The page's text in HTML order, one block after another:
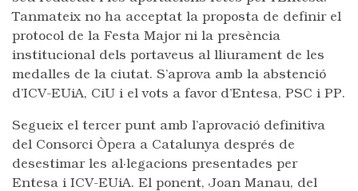
Tanmateix no ha acceptat la proposta de definir el
protocol de la Festa Major ni la presència
institucional dels portaveus al lliurament de les
medalles de la ciutat. S’aprova amb la abstenció
d’ICV-EUiA, CiU i el vots a favor d’Entesa, PSC i PP.
Segueix el tercer punt amb l’aprovació definitiva
del Consorci Òpera a Catalunya després de
desestimar les al·legacions presentades per
Entesa i ICV-EUiA. El ponent, Joan Manau, del